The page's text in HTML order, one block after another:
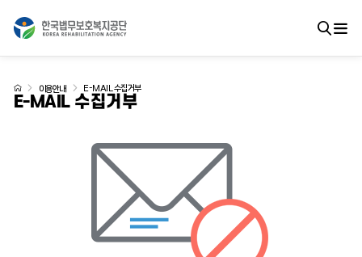
E-MAIL 수집거부
이용안내 E-MAIL 수집거부